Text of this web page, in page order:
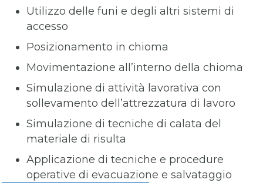
Utilizzo delle funi e degli altri sistemi di
accesso
Posizionamento in chioma
Movimentazione all’interno della chioma
Simulazione di attività lavorativa con
sollevamento dell’attrezzatura di lavoro
Simulazione di tecniche di calata del
materiale di risulta
Applicazione di tecniche e procedure
operative di evacuazione e salvataggio